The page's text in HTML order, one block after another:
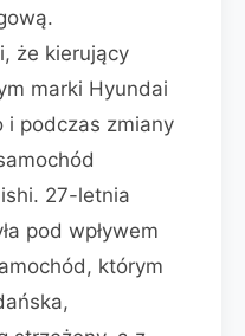
że kierujący
marki Hyundai
i podczas zmiany
27-letnia
pod wpływem
którym